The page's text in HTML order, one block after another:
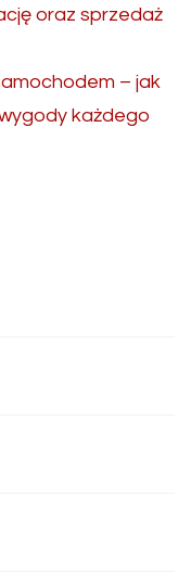
oraz sprzedaż
– jak
każdego